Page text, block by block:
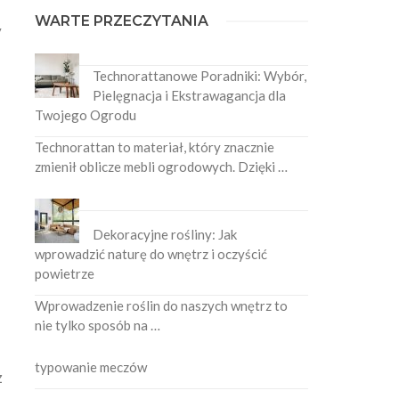
WARTE PRZECZYTANIA
Technorattanowe Poradniki: Wybór,
Pielęgnacja i Ekstrawagancja dla
Twojego Ogrodu
Technorattan to materiał, który znacznie
zmienił oblicze mebli ogrodowych. Dzięki …
Dekoracyjne rośliny: Jak
wprowadzić naturę do wnętrz i oczyścić
powietrze
Wprowadzenie roślin do naszych wnętrz to
nie tylko sposób na …
typowanie meczów